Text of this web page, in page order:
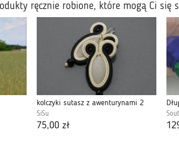
ręcznie robione, które mogą Ci się
kolczyki sutasz z awenturynami 2
SiSu
75,00 zł